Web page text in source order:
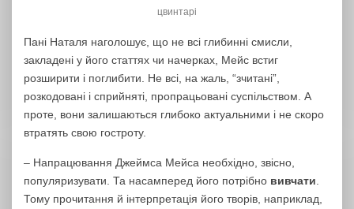
цвинтарі
Пані Наталя наголошує, що не всі глибинні смисли,
закладені у його статтях чи начерках, Мейс встиг
розширити і поглибити. Не всі, на жаль, “зчитані”,
розкодовані і сприйняті, пропрацьовані суспільством. А
проте, вони залишаються глибоко актуальними і не скоро
втратять свою гостроту.
– Напрацювання Джеймса Мейса необхідно, звісно,
популяризувати. Та насамперед його потрібно вивчати
Тому прочитання й інтерпретація його творів, наприклад,